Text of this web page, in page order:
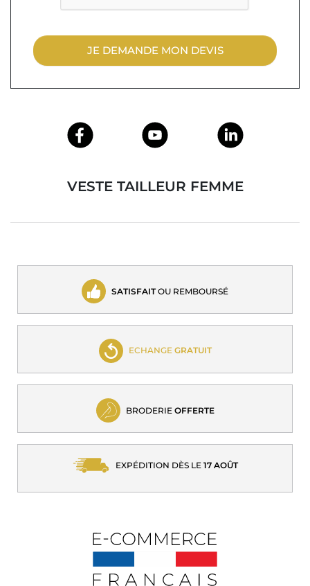
JE DEMANDE MON DEVIS
VESTE TAILLEUR FEMME
SATISFAITOU REMBOURSÉ
ECHANGE GRATUIT
BRODERIE OFFERTE
EXPÉDITION DÈS LE 17 AOÛT